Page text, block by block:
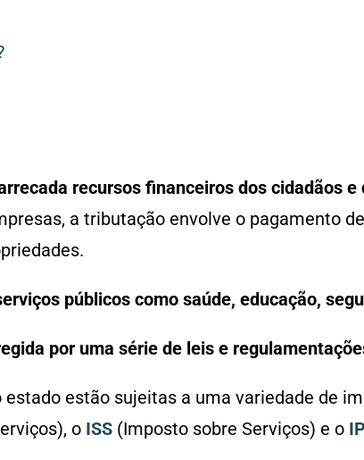
recursos financeiros dos cidadãos
a tributação envolve o pagamento
públicos como saúde, educação,
por uma série de leis e
estão sujeitas a uma variedade de
o ISS (Imposto sobre Serviços) e o